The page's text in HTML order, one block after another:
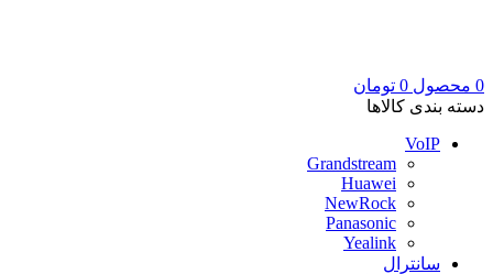
0 محصول 0 تومان
دسته بندی کالاها
VoIP
Grandstream
Huawei
NewRock
Panasonic
Yealink
سانترال